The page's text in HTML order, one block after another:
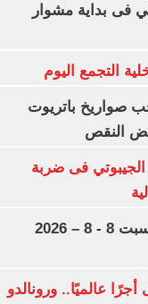
فى بداية مشوار
صواريخ باتريوت
النقص
فى ضربة
مواعيد مباريات اليوم السبت 8 - 8 – 2026
عالميًا.. ورونالدو